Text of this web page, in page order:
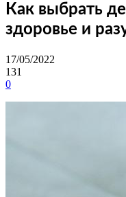
Как выбрать
здоровье и
17/05/2022
131
0